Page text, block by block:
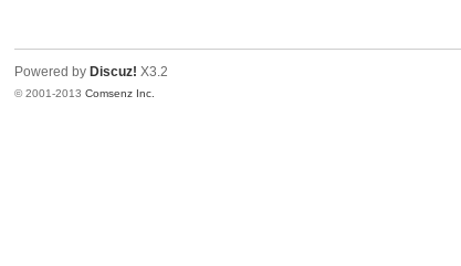
Powered by Discuz! X3.2
© 2001-2013Comsenz Inc.